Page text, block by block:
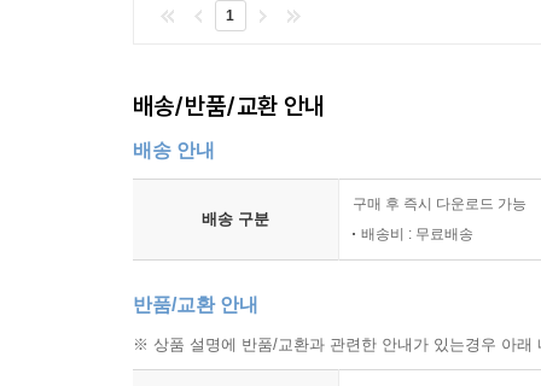
1
배송/반품/교환 안내
배송 안내
배송 구분
구매 후 즉시 다운로드 가능
배송비 : 무료배송
반품/교환 안내
※ 상품 설명에 반품/교환과 관련한 안내가 있는경우 아